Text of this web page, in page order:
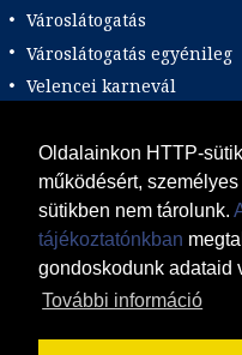
Oldalainkon HTTP-
működésért,
sütikben nem tárolunk.
tájékoztatónkban
gondoskodunk adataid
További információ
Városlátogatás
Városlátogatás egyénileg
Velencei karnevál
Wellness
Zene tematika
Adults only Incentive
Adventi utak
focijegy +
Akciós Egzotikum